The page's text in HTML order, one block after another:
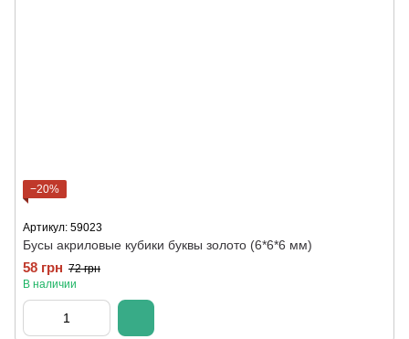
−20%
Артикул: 59023
Бусы акриловые кубики буквы золото (6*6*6 мм)
58 грн 72 грн
В наличии